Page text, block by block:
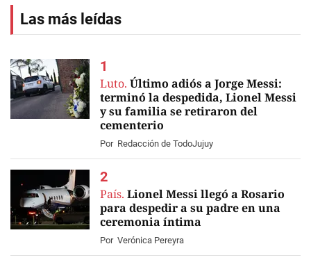
Las más leídas
Luto. Último adiós a Jorge Messi:
terminó la despedida, Lionel Messi
y su familia se retiraron del
cementerio
Por Redacción de TodoJujuy
País. Lionel Messi llegó a Rosario
para despedir a su padre en una
ceremonia íntima
Por Verónica Pereyra